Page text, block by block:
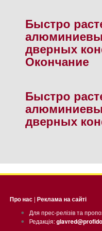
Быстро
дверных
Окончание
Быстро
дверных
Про нас | Реклама на сайті
Для прес-релізів та
Редакція: